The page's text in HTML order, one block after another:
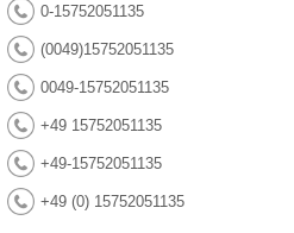
0-15752051135
(0049)15752051135
0049-15752051135
+49 15752051135
+49-15752051135
+49 (0) 15752051135